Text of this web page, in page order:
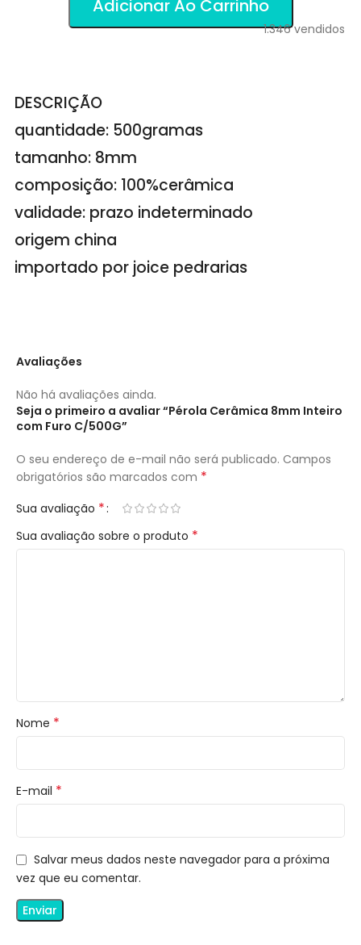
Adicionar Ao Carrinho
1.346vendidos
DESCRIÇÃO
quantidade: 500gramas
tamanho: 8mm
composição: 100%cerâmica
validade: prazo indeterminado
origem china
importado por joice pedrarias
Avaliações
Não há avaliações ainda.
Seja o primeiro a avaliar “Pérola Cerâmica 8mm Inteiro
com Furo C/500G”
O seu endereço de e-mail não será publicado. Campos
obrigatórios são marcados com *
Sua avaliação *
Sua avaliação sobre o produto *
Nome *
E-mail *
Salvar meus dados neste navegador para a próxima
vez que eu comentar.